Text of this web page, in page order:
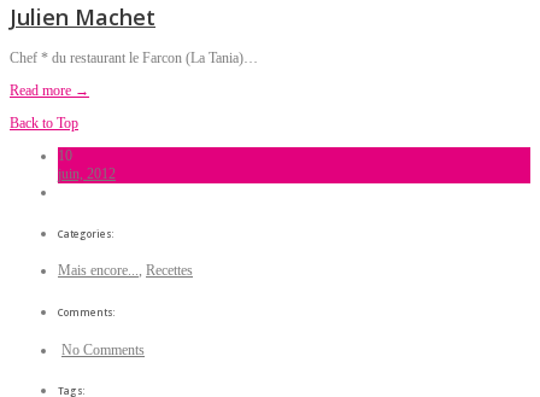
Julien Machet
Chef * du restaurant le Farcon (La Tania)…
Read more →
Back to Top
10
juin, 2012
Categories:
Mais encore..., Recettes
Comments:
No Comments
Tags: